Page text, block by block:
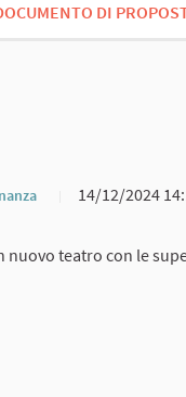
DI
14/12/2024
nuovo teatro con le
teatrali e cinema